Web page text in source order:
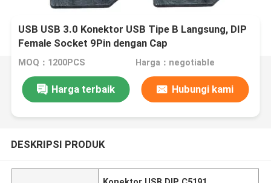
USB USB 3.0 Konektor USB Tipe B Langsung, DIP
Female Socket 9Pin dengan Cap
MOQ：1200PCS Harga：negotiable
Harga terbaik Hubungi kami
DESKRIPSI PRODUK